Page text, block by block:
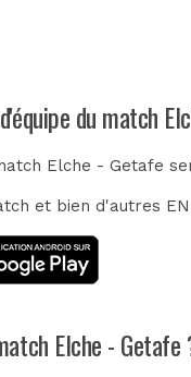
du match
Elche - Getafe
et bien d'autres
Elche - Getafe